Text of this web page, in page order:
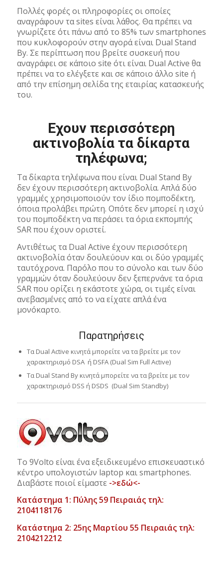
Πολλές φορές οι πληροφορίες οι οποίες
αναγράφουν τα sites είναι λάθος. Θα πρέπει να
γνωρίζετε ότι πάνω από το 85% των smartphones
που κυκλοφορούν στην αγορά είναι Dual Stand
By. Σε περίπτωση που βρείτε συσκευή που
αναγράφει σε κάποιο site ότι είναι Dual Active θα
πρέπει να το ελέγξετε και σε κάποιο άλλο site ή
από την επίσημη σελίδα της εταιρίας κατασκευής
του.
Εχουν περισσότερη
ακτινοβολία τα δίκαρτα
τηλέφωνα;
Τα δίκαρτα τηλέφωνα που είναι Dual Stand By
δεν έχουν περισσότερη ακτινοβολία. Απλά δύο
γραμμές χρησιμοποιούν τον ίδιο πομποδέκτη,
όποια προλάβει πρώτη. Οπότε δεν μπορεί η ισχύ
του πομποδέκτη να περάσει τα όρια εκπομπής
SAR που έχουν οριστεί.
Αντιθέτως τα Dual Active έχουν περισσότερη
ακτινοβολία όταν δουλεύουν και οι δύο γραμμές
ταυτόχρονα. Παρόλο που το σύνολο και των δύο
γραμμών όταν δουλεύουν δεν ξεπερνάνε τα όρια
SAR που ορίζει η εκάστοτε χώρα, οι τιμές είναι
ανεβασμένες από το να είχατε απλά ένα
μονόκαρτο.
Παρατηρήσεις
Τα Dual Active κινητά μπορείτε να τα βρείτε με τον
χαρακτηρισμό DSA ή DSFA (Dual Sim Full Active)
Τα Dual Stand By κινητά μπορείτε να τα βρείτε με τον
χαρακτηρισμό DSS ή DSDS (Dual Sim Standby)
Το 9Volto είναι ένα εξειδικευμένο επισκευαστικό
κέντρο υπολογιστών laptop και smartphones.
Διαβάστε ποιοί είμαστε ->εδώ<-
Κατάστημα 1: Πύλης 59 Πειραιάς τηλ:
2104118176
Κατάστημα 2: 25ης Μαρτίου 55 Πειραιάς τηλ:
2104212212